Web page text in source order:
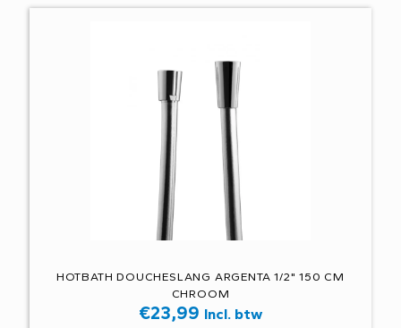
HOTBATH DOUCHESLANG ARGENTA 1/2" 150 CM
CHROOM
€23,99 Incl. btw